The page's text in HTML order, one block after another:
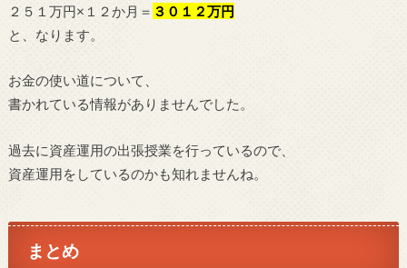
２５１万円×１２か月＝ ３０１２万円
と、なります。
お金の使い道について、
書かれている情報がありませんでした。
過去に資産運用の出張授業を行っているので、
資産運用をしているのかも知れませんね。
まとめ